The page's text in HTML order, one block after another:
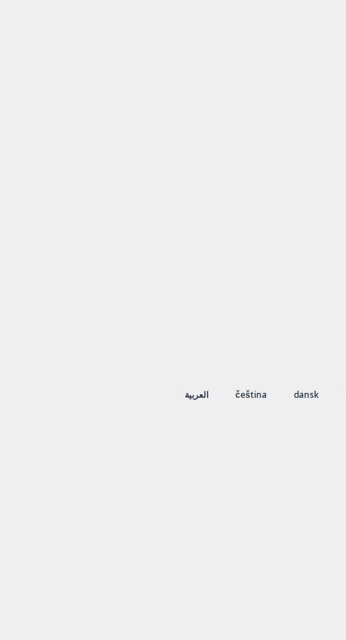
العربية čeština dansk